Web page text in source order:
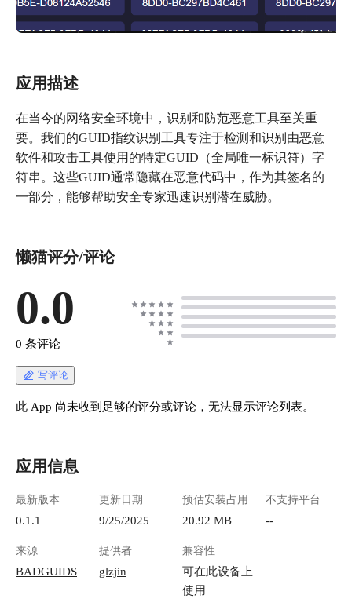
应用描述
在当今的网络安全环境中，识别和防范恶意工具至关重
要。我们的GUID指纹识别工具专注于检测和识别由恶意
软件和攻击工具使用的特定GUID（全局唯一标识符）字
符串。这些GUID通常隐藏在恶意代码中，作为其签名的
一部分，能够帮助安全专家迅速识别潜在威胁。
懒猫评分/评论
0.0
0 条评论
写评论
此 App 尚未收到足够的评分或评论，无法显示评论列表。
应用信息
最新版本
0.1.1
更新日期
9/25/2025
预估安装占用
20.92 MB
不支持平台
--
来源
BADGUIDS
提供者
glzjin
兼容性
可在此设备上
使用